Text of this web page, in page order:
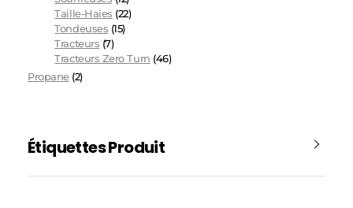
Taille-Haies (22)
Tondeuses (15)
Tracteurs (7)
Tracteurs Zero Turn (46)
Propane (2)
Étiquettes Produit